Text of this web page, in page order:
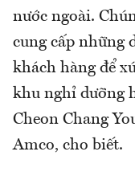
nước ngoài.
cung cấp những
khách hàng để
khu nghỉ dưỡng
Cheon Chang
Amco, cho biết.